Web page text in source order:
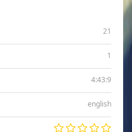
21
1
4:43:9
english